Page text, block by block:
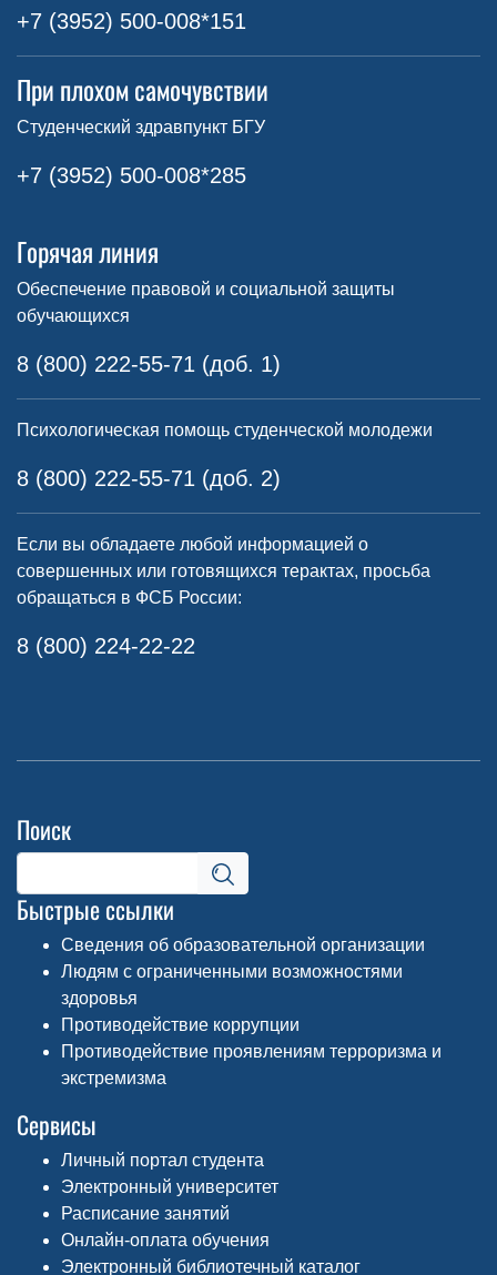
+7 (3952) 500-008*151
При плохом самочувствии
Студенческий здравпункт БГУ
+7 (3952) 500-008*285
Горячая линия
Обеспечение правовой и социальной защиты
обучающихся
8 (800) 222-55-71 (доб. 1)
Психологическая помощь студенческой молодежи
8 (800) 222-55-71 (доб. 2)
Если вы обладаете любой информацией о
совершенных или готовящихся терактах, просьба
обращаться в ФСБ России:
8 (800) 224-22-22
Поиск
Быстрые ссылки
Сведения об образовательной организации
Людям с ограниченными возможностями
здоровья
Противодействие коррупции
Противодействие проявлениям терроризма и
экстремизма
Сервисы
Личный портал студента
Электронный университет
Расписание занятий
Онлайн-оплата обучения
Электронный библиотечный каталог